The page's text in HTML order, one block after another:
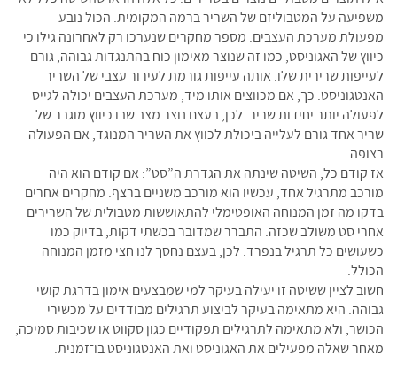
משפיעה על המטבוליזם של השריר ברמה המקומית. הכול נובע
מפעולת מערכת העצבים. מספר מחקרים שנערכו רק לאחרונה גילו כי
כיווץ של האגוניסט, כמו זה שנוצר מאימון כוח בהתנגדות גבוהה, גורם
לעייפות שרירית שלו. אותה עייפות גורמת לעירור עצבי של השריר
האנטגוניסט. כך, אם מכווצים אותו מיד, מערכת העצבים יכולה לגייס
לפעולה יותר יחידות שריר. לכן, בעצם נוצר מצב שבו כיווץ מוגבר של
שריר אחד גורם לעלייה ביכולת לכווץ את השריר המנוגד, אם הפעולה
רצופה.
אז קודם כל, השיטה שינתה את הגדרת ה”סט”: אם קודם הוא היה
מורכב מתרגיל אחד, עכשיו הוא מורכב משניים ברצף. מחקרים אחרים
בדקו מה זמן המנוחה האופטימלי להתאוששות מטבולית של השרירים
אחרי סט משולב שכזה. התברר שמדובר בכשתי דקות, בדיוק כמו
כשעושים כל תרגיל בנפרד. לכן, בעצם נחסך לנו חצי מזמן המנוחה
הכולל.
חשוב לציין ששיטה זו יעילה בעיקר למי שמבצעים אימון בדרגת קושי
גבוהה. היא מתאימה בעיקר לביצוע תרגילים מבודדים על מכשירי
הכושר, ולא מתאימה לתרגילים תפקודיים כגון סקווט או שכיבות סמיכה,
מאחר שאלה מפעילים את האגוניסט ואת האנטגוניסט בו־זמנית.